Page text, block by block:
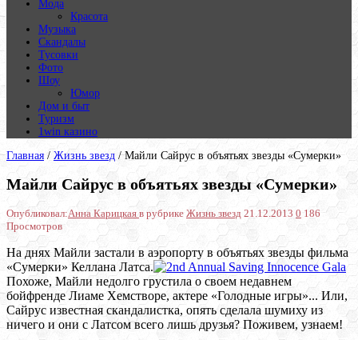
Мода
Красота
Музыка
Скандалы
Тусовки
Фото
Шоу
Юмор
Дом и быт
Туризм
1win казино
Главная / Жизнь звезд /Майли Сайрус в объятьях звезды «Сумерки»
Майли Сайрус в объятьях звезды «Сумерки»
Опубликовал:Анна Карицкая в рубрике Жизнь звезд 21.12.2013 0 186
Просмотров
На днях Майли застали в аэропорту в объятьях звезды фильма
«Сумерки» Келлана Латса.
Похоже, Майли недолго грустила о своем недавнем
бойфренде Лиаме Хемстворе, актере «Голодные игры»... Или,
Сайрус известная скандалистка, опять сделала шумиху из
ничего и они с Латсом всего лишь друзья? Поживем, узнаем!